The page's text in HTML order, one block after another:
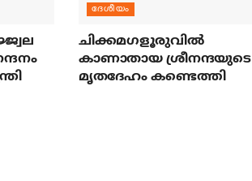
ദേശീയം
ചിക്കമഗളൂരുവില്‍
കാണാതായ ശ്രീനന്ദയുടെ
മൃതദേഹം കണ്ടെത്തി